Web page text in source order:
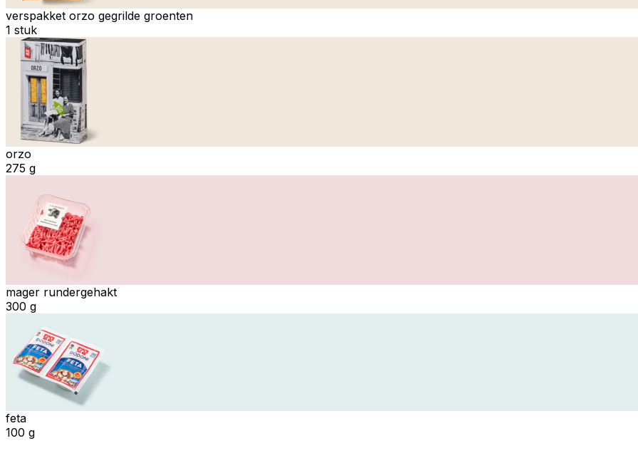
verspakket orzo gegrilde groenten
1 stuk
orzo
275 g
mager rundergehakt
300 g
feta
100 g